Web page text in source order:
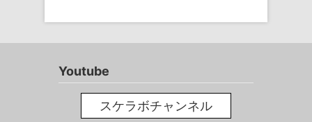
Youtube
スケラボチャンネル